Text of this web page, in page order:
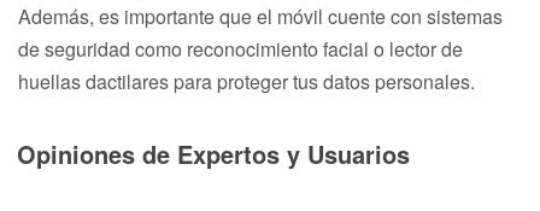
Además, es importante que el móvil cuente con sistemas
de seguridad como reconocimiento facial o lector de
huellas dactilares para proteger tus datos personales.
Opiniones de Expertos y Usuarios